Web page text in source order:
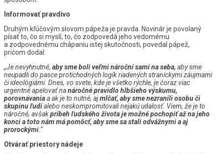
Informovať pravdivo
Druhým kľúčovým slovom pápeža je pravda. Novinár je povolaný
písať to, čo si myslí, to, čo zodpovedá jeho vedomému
a zodpovednému chápaniu istej skutočnosti, povedal pápež,
pričom dodal:
„Je nevyhnutné, aby sme boli veľmi nároční sami na seba, aby sme
neupadli do pasce protichodných logík riadených straníckymi záujmami
či ideológiámi. Dnes, vo svete, kde je všetko rýchle, je čoraz viac
urgentné apelovať nanáročné pravidlo hlbšieho výskumu,
porovnávaniaa ak je to nutné, ajmlčať, aby sme nezranili osobu či
skupinu ľudíalebo neskompromitovali nejakú udalosť. Viem, že je to
náročné, avšakpríbeh ľudského života je možné pochopiť až na jeho
konci a toto nám má pomôcť, aby sme sa stali odvážnymi a aj
prorockými .“
Otvárať priestory nádeje